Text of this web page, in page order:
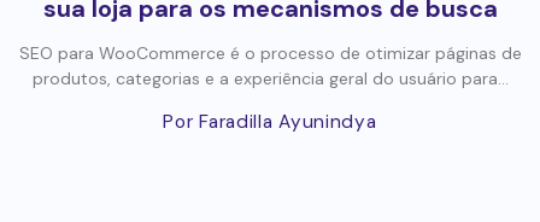
sua loja para os mecanismos de busca
SEO para WooCommerce é o processo de otimizar páginas de
produtos, categorias e a experiência geral do usuário para...
Por Faradilla Ayunindya